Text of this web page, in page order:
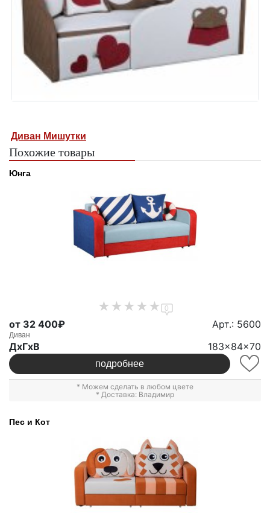
Диван Мишутки
Похожие товары
Юнга
0
от 32 400₽ Арт.: 5600
Диван
ДxГxВ 183x84x70
подробнее
* Можем сделать в любом цвете
* Доставка: Владимир
Пес и Кот